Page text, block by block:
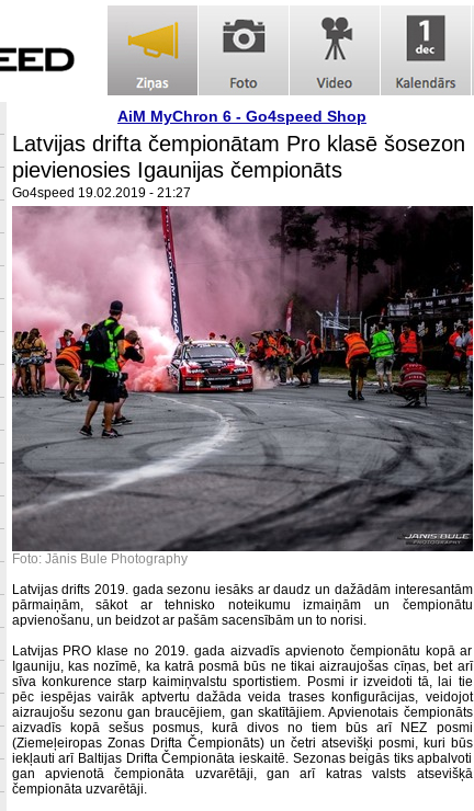
AiM MyChron 6 - Go4speed Shop
Latvijas drifta čempionātam Pro klasē šosezon
pievienosies Igaunijas čempionāts
Go4speed 19.02.2019 - 21:27
Foto: Jānis Bule Photography
Latvijas drifts 2019. gada sezonu iesāks ar daudz un dažādām interesantām
pārmaiņām, sākot ar tehnisko noteikumu izmaiņām un čempionātu
apvienošanu, un beidzot ar pašām sacensībām un to norisi.
Latvijas PRO klase no 2019. gada aizvadīs apvienoto čempionātu kopā ar
Igauniju, kas nozīmē, ka katrā posmā būs ne tikai aizraujošas cīņas, bet arī
sīva konkurence starp kaimiņvalstu sportistiem. Posmi ir izveidoti tā, lai tie
pēc iespējas vairāk aptvertu dažāda veida trases konfigurācijas, veidojot
aizraujošu sezonu gan braucējiem, gan skatītājiem. Apvienotais čempionāts
aizvadīs kopā sešus posmus, kurā divos no tiem būs arī NEZ posmi
(Ziemeļeiropas Zonas Drifta Čempionāts) un četri atsevišķi posmi, kuri būs
iekļauti arī Baltijas Drifta Čempionāta ieskaitē. Sezonas beigās tiks apbalvoti
gan apvienotā čempionāta uzvarētāji, gan arī katras valsts atsevišķā
čempionāta uzvarētāji.